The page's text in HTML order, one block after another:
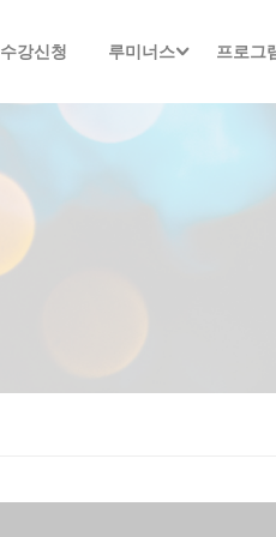
수강신청 루미너스 프로그